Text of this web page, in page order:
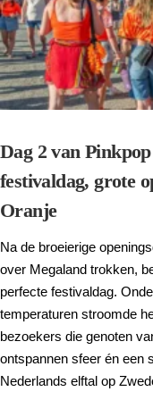
Dag 2 van
festivaldag, grote
Oranje
Na de broeierige
over Megaland trokken,
perfecte festivaldag.
temperaturen stroomde
bezoekers die genoten
ontspannen sfeer én een
Nederlands elftal op